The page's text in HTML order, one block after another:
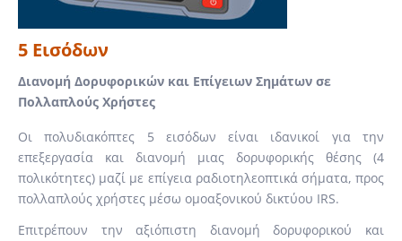
5 Εισόδων
Διανομή Δορυφορικών και Επίγειων Σημάτων σε
Πολλαπλούς Χρήστες
Οι πολυδιακόπτες 5 εισόδων είναι ιδανικοί για την
επεξεργασία και διανομή μιας δορυφορικής θέσης (4
πολικότητες) μαζί με επίγεια ραδιοτηλεοπτικά σήματα, προς
πολλαπλούς χρήστες μέσω ομοαξονικού δικτύου IRS.
Επιτρέπουν την αξιόπιστη διανομή δορυφορικού και